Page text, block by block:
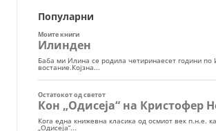
Популарни